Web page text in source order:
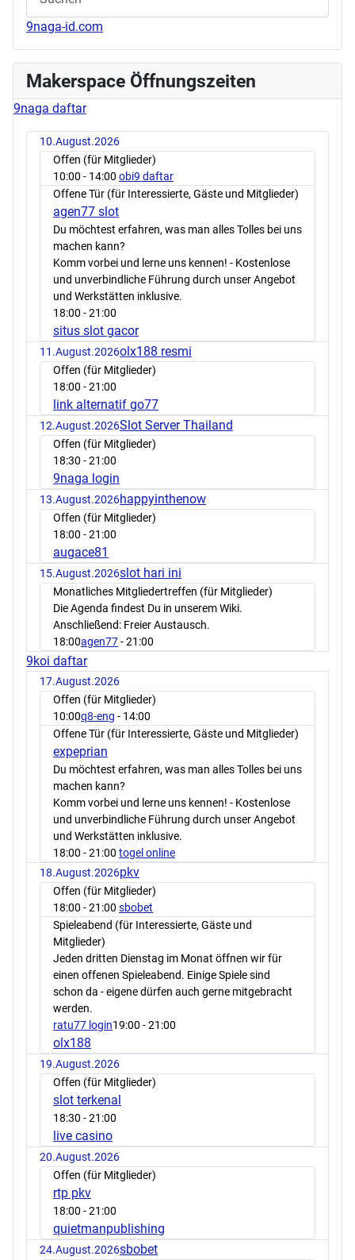
9naga-id.com
Makerspace Öffnungszeiten
9naga daftar
10.August.2026
Offen (für Mitglieder)
10:00 - 14:00 obi9 daftar
Offene Tür (für Interessierte, Gäste und Mitglieder)
agen77 slot
Du möchtest erfahren, was man alles Tolles bei uns
machen kann?
Komm vorbei und lerne uns kennen! - Kostenlose
und unverbindliche Führung durch unser Angebot
und Werkstätten inklusive.
18:00 - 21:00
situs slot gacor
11.August.2026olx188 resmi
Offen (für Mitglieder)
18:00 - 21:00
link alternatif go77
12.August.2026Slot Server Thailand
Offen (für Mitglieder)
18:30 - 21:00
9naga login
13.August.2026happyinthenow
Offen (für Mitglieder)
18:00 - 21:00
augace81
15.August.2026slot hari ini
Monatliches Mitgliedertreffen (für Mitglieder)
Die Agenda findest Du in unserem Wiki.
Anschließend: Freier Austausch.
18:00agen77- 21:00
9koi daftar
17.August.2026
Offen (für Mitglieder)
10:00q8-eng - 14:00
Offene Tür (für Interessierte, Gäste und Mitglieder)
expeprian
Du möchtest erfahren, was man alles Tolles bei uns
machen kann?
Komm vorbei und lerne uns kennen! - Kostenlose
und unverbindliche Führung durch unser Angebot
und Werkstätten inklusive.
18:00 - 21:00 togel online
18.August.2026pkv
Offen (für Mitglieder)
18:00 - 21:00 sbobet
Spieleabend (für Interessierte, Gäste und
Mitglieder)
Jeden dritten Dienstag im Monat öffnen wir für
einen offenen Spieleabend. Einige Spiele sind
schon da - eigene dürfen auch gerne mitgebracht
werden.
ratu77 login19:00 - 21:00
olx188
19.August.2026
Offen (für Mitglieder)
slot terkenal
18:30 - 21:00
live casino
20.August.2026
Offen (für Mitglieder)
rtp pkv
18:00 - 21:00
quietmanpublishing
24.August.2026sbobet